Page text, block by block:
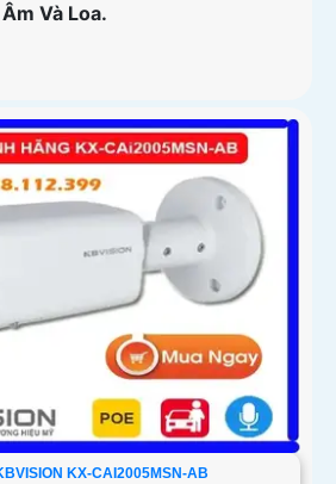
Và Loa.
KX-CAI2005MSN-AB